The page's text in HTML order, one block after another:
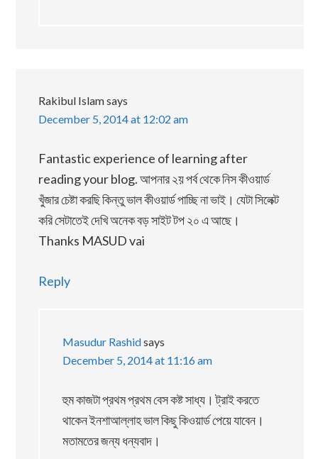
Rakibul Islamsays
December 5, 2014 at 12:02 am
Fantastic experience of learning after
reading your blog. আপনার ২য় পর্ব থেকে নিস কীওয়ার্ড
খুঁজার চেষ্টা করছি কিন্তু ভাল কীওয়ার্ড পাচ্ছি না ভাই। যেটা সিলেক্ট
করি সেটাতেই দেখি অনেক বড় সাইট টপ ২০ এ আছে।
Thanks MASUD vai
Reply
Masudur Rashidsays
December 5, 2014 at 11:16 am
হুম কাজটা প্রথম প্রথম বেস কষ্ট সাধ্য। ট্রাই করতে
থাকেন ইনশাআল্লাহ ভাল কিছু কিওয়ার্ড পেয়ে যাবেন।
মতামতের জন্য ধন্যবাদ।